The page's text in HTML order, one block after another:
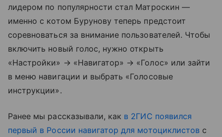
лидером по популярности стал Матроскин —
именно с котом Бурунову теперь предстоит
соревноваться за внимание пользователей. Чтобы
включить новый голос, нужно открыть
«Настройки» → «Навигатор» → «Голос» или зайти
в меню навигации и выбрать «Голосовые
инструкции».
Ранее мы рассказывали, как в 2ГИС появился
первый в России навигатор для мотоциклистов с